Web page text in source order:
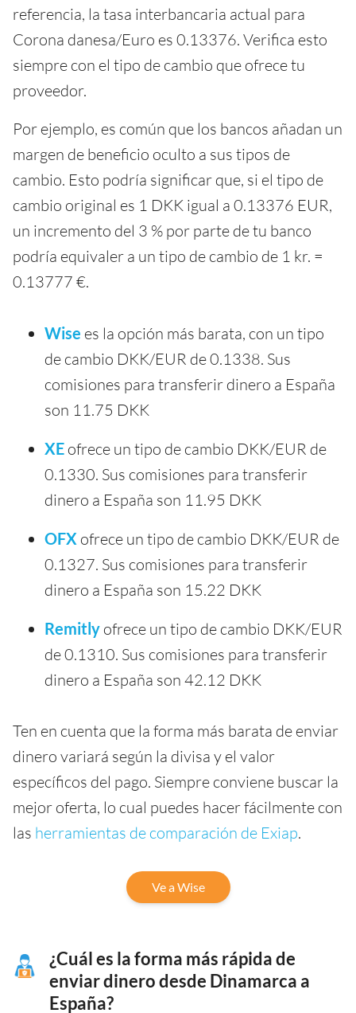
referencia, la tasa interbancaria actual para
Corona danesa/Euro es 0.13376. Verifica esto
siempre con el tipo de cambio que ofrece tu
proveedor.
Por ejemplo, es común que los bancos añadan un
margen de beneficio oculto a sus tipos de
cambio. Esto podría significar que, si el tipo de
cambio original es 1 DKK igual a 0.13376 EUR,
un incremento del 3 % por parte de tu banco
podría equivaler a un tipo de cambio de 1 kr. =
0.13777 €.
Wise es la opción más barata, con un tipo
de cambio DKK/EUR de 0.1338. Sus
comisiones para transferir dinero a España
son 11.75 DKK
XE ofrece un tipo de cambio DKK/EUR de
0.1330. Sus comisiones para transferir
dinero a España son 11.95 DKK
OFX ofrece un tipo de cambio DKK/EUR de
0.1327. Sus comisiones para transferir
dinero a España son 15.22 DKK
Remitly ofrece un tipo de cambio DKK/EUR
de 0.1310. Sus comisiones para transferir
dinero a España son 42.12 DKK
Ten en cuenta que la forma más barata de enviar
dinero variará según la divisa y el valor
específicos del pago. Siempre conviene buscar la
mejor oferta, lo cual puedes hacer fácilmente con
las herramientas de comparación de Exiap.
Ve a Wise
¿Cuál es la forma más rápida de
enviar dinero desde Dinamarca a
España?